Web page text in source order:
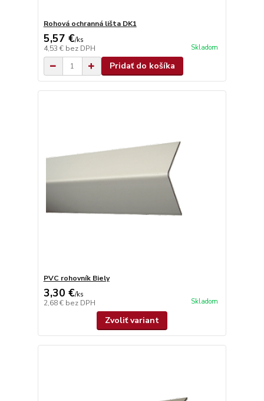
Rohová ochranná lišta DK1
5,57 €/ks
4,53 € bez DPH Skladom
Pridať do košíka
PVC rohovník Biely
3,30 €/ks
2,68 € bez DPH Skladom
Zvoliť variant